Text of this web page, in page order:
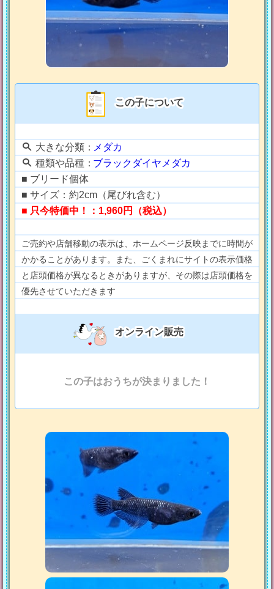
この子について
大きな分類：メダカ
種類や品種：ブラックダイヤメダカ
■ ブリード個体
■ サイズ：約2cm（尾びれ含む）
■ 只今特価中！：1,960円（税込）
ご売約や店舗移動の表示は、ホームページ反映までに時間が
かかることがあります。また、ごくまれにサイトの表示価格
と店頭価格が異なるときがありますが、その際は店頭価格を
優先させていただきます
オンライン販売
この子はおうちが決まりました！